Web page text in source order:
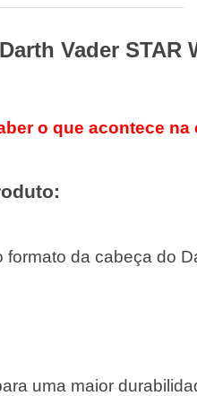
Vader STAR
o que acontece
da cabeça do
uma maior